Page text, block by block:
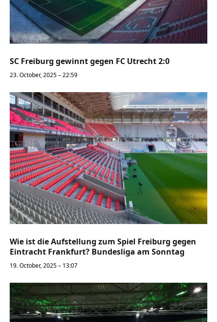
SC Freiburg gewinnt gegen FC Utrecht 2:0
23. October, 2025 – 22:59
Wie ist die Aufstellung zum Spiel Freiburg gegen
Eintracht Frankfurt? Bundesliga am Sonntag
19. October, 2025 – 13:07